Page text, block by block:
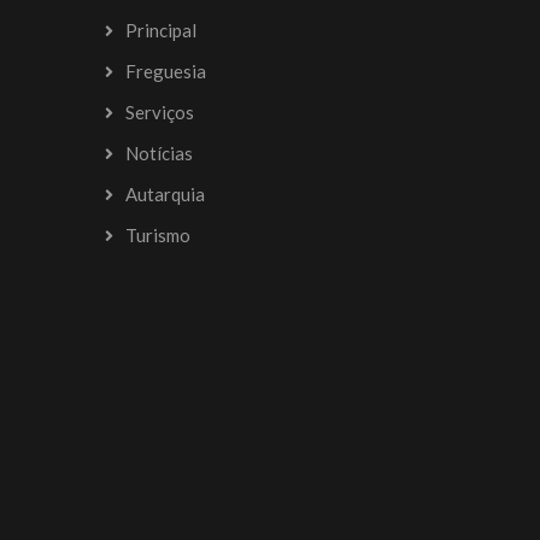
Principal
Freguesia
Serviços
Notícias
Autarquia
Turismo